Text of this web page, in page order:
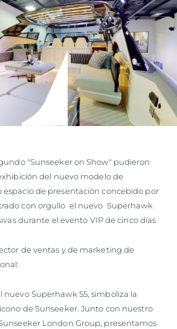
"Sunseeker on Show" pudieron
del nuevo modelo de
espacio de presentación concebido por
con orgullo el nuevo Superhawk
durante el evento VIP de cinco días
de ventas y de marketing de
nuevo Superhawk 55, simboliza la
de Sunseeker. Junto con nuestro
London Group, presentamos